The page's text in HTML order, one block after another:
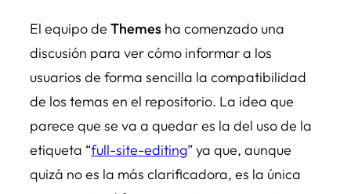
El equipo de Themes ha comenzado una
discusión para ver cómo informar a los
usuarios de forma sencilla la compatibilidad
de los temas en el repositorio. La idea que
parece que se va a quedar es la del uso de la
etiqueta “full-site-editing” ya que, aunque
quizá no es la más clarificadora, es la única